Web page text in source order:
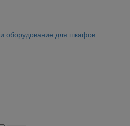
оборудование для шкафов